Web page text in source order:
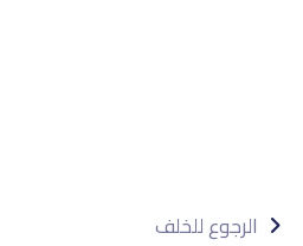
الرجوع للخلف